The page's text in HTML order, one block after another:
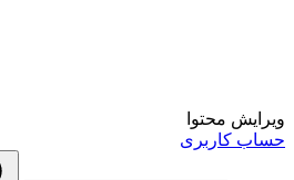
ویرایش محتوا
حساب کاربری